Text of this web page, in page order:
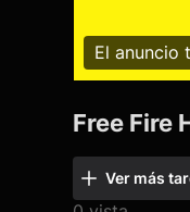
El anuncio
Free Fire
Ver más